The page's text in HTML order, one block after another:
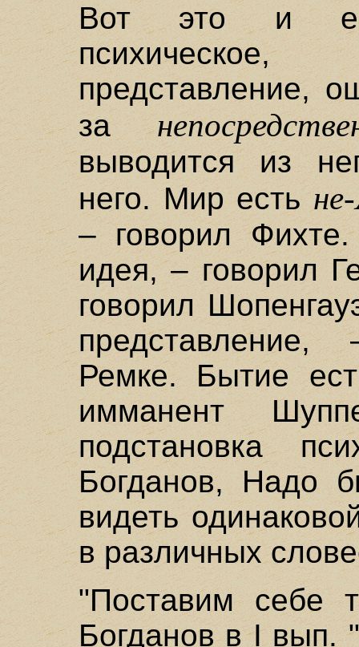
Вот это и
представление,
за
выводится из
него. Мир есть
– говорил
идея, – говорил
говорил
Ремке. Бытие
имманент
подстановка
Богданов, Надо
видеть
в различных
"Поставим себе
Богданов в I вып.